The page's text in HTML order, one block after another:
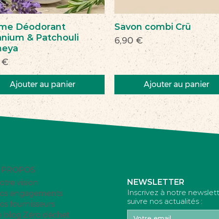
Déodorant
& Patchouli
€
Ajouter au panier
Savon combi Crü
Prix
6,90 €
Ajouter au panier
Nouveau
Nouveau
vision
engagements
fournisseurs
blog Zéro déchet
NEWSLETTER
Inscrivez à notre
suivre nos actualités :